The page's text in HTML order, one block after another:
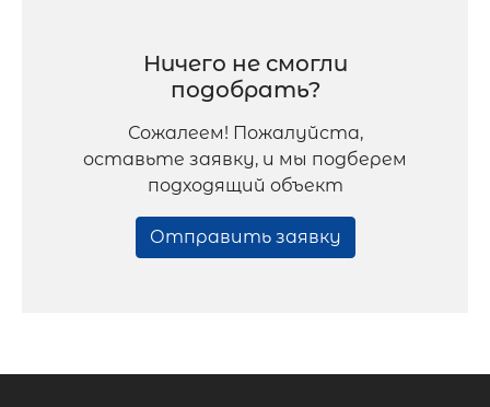
Ничего не смогли
подобрать?
Сожалеем! Пожалуйста,
оставьте заявку, и мы подберем
подходящий объект
Отправить заявку